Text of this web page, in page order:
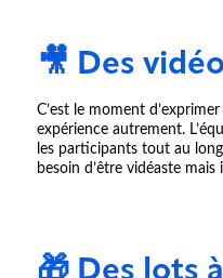
🎥 Des
C’est le moment
expérience autrement.
les participants tout au
besoin d’être vidéaste